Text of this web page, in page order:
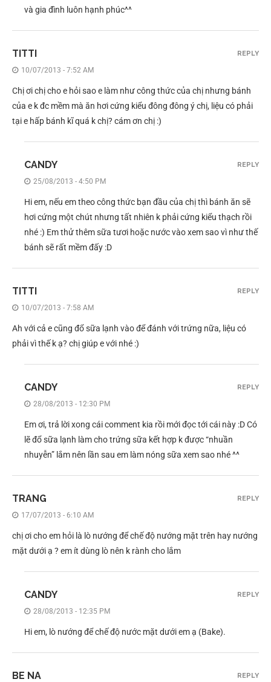
và gia đình luôn hạnh phúc^^
TITTI
10/07/2013 - 7:52 AM
Chị ơi chị cho e hỏi sao e làm như công thức của chị nhưng bánh
của e k đc mềm mà ăn hơi cứng kiểu đông đông ý chị, liệu có phải
tại e hấp bánh kĩ quá k chị? cám ơn chị :)
REPLY
CANDY
25/08/2013 - 4:50 PM
Hi em, nếu em theo công thức bạn đầu của chị thì bánh ăn sẽ
hơi cứng một chút nhưng tất nhiên k phải cứng kiểu thạch rồi
nhé :) Em thử thêm sữa tươi hoặc nước vào xem sao vì như thế
bánh sẽ rất mềm đấy :D
REPLY
TITTI
10/07/2013 - 7:58 AM
Ah với cả e cũng đổ sữa lạnh vào để đánh với trứng nữa, liệu có
phải vì thế k ạ? chị giúp e với nhé :)
REPLY
CANDY
28/08/2013 - 12:30 PM
Em ơi, trả lời xong cái comment kia rồi mới đọc tới cái này :D Có
lẽ đổ sữa lạnh làm cho trứng sữa kết hợp k được “nhuần
nhuyễn” lắm nên lần sau em làm nóng sữa xem sao nhé ^^
REPLY
TRANG
17/07/2013 - 6:10 AM
chị ơi cho em hỏi là lò nướng để chế độ nướng mặt trên hay nướng
mặt dưới ạ ? em ít dùng lò nên k rành cho lắm
REPLY
CANDY
28/08/2013 - 12:35 PM
Hi em, lò nướng để chế độ nước mặt dưới em ạ (Bake).
REPLY
BE NA REPLY